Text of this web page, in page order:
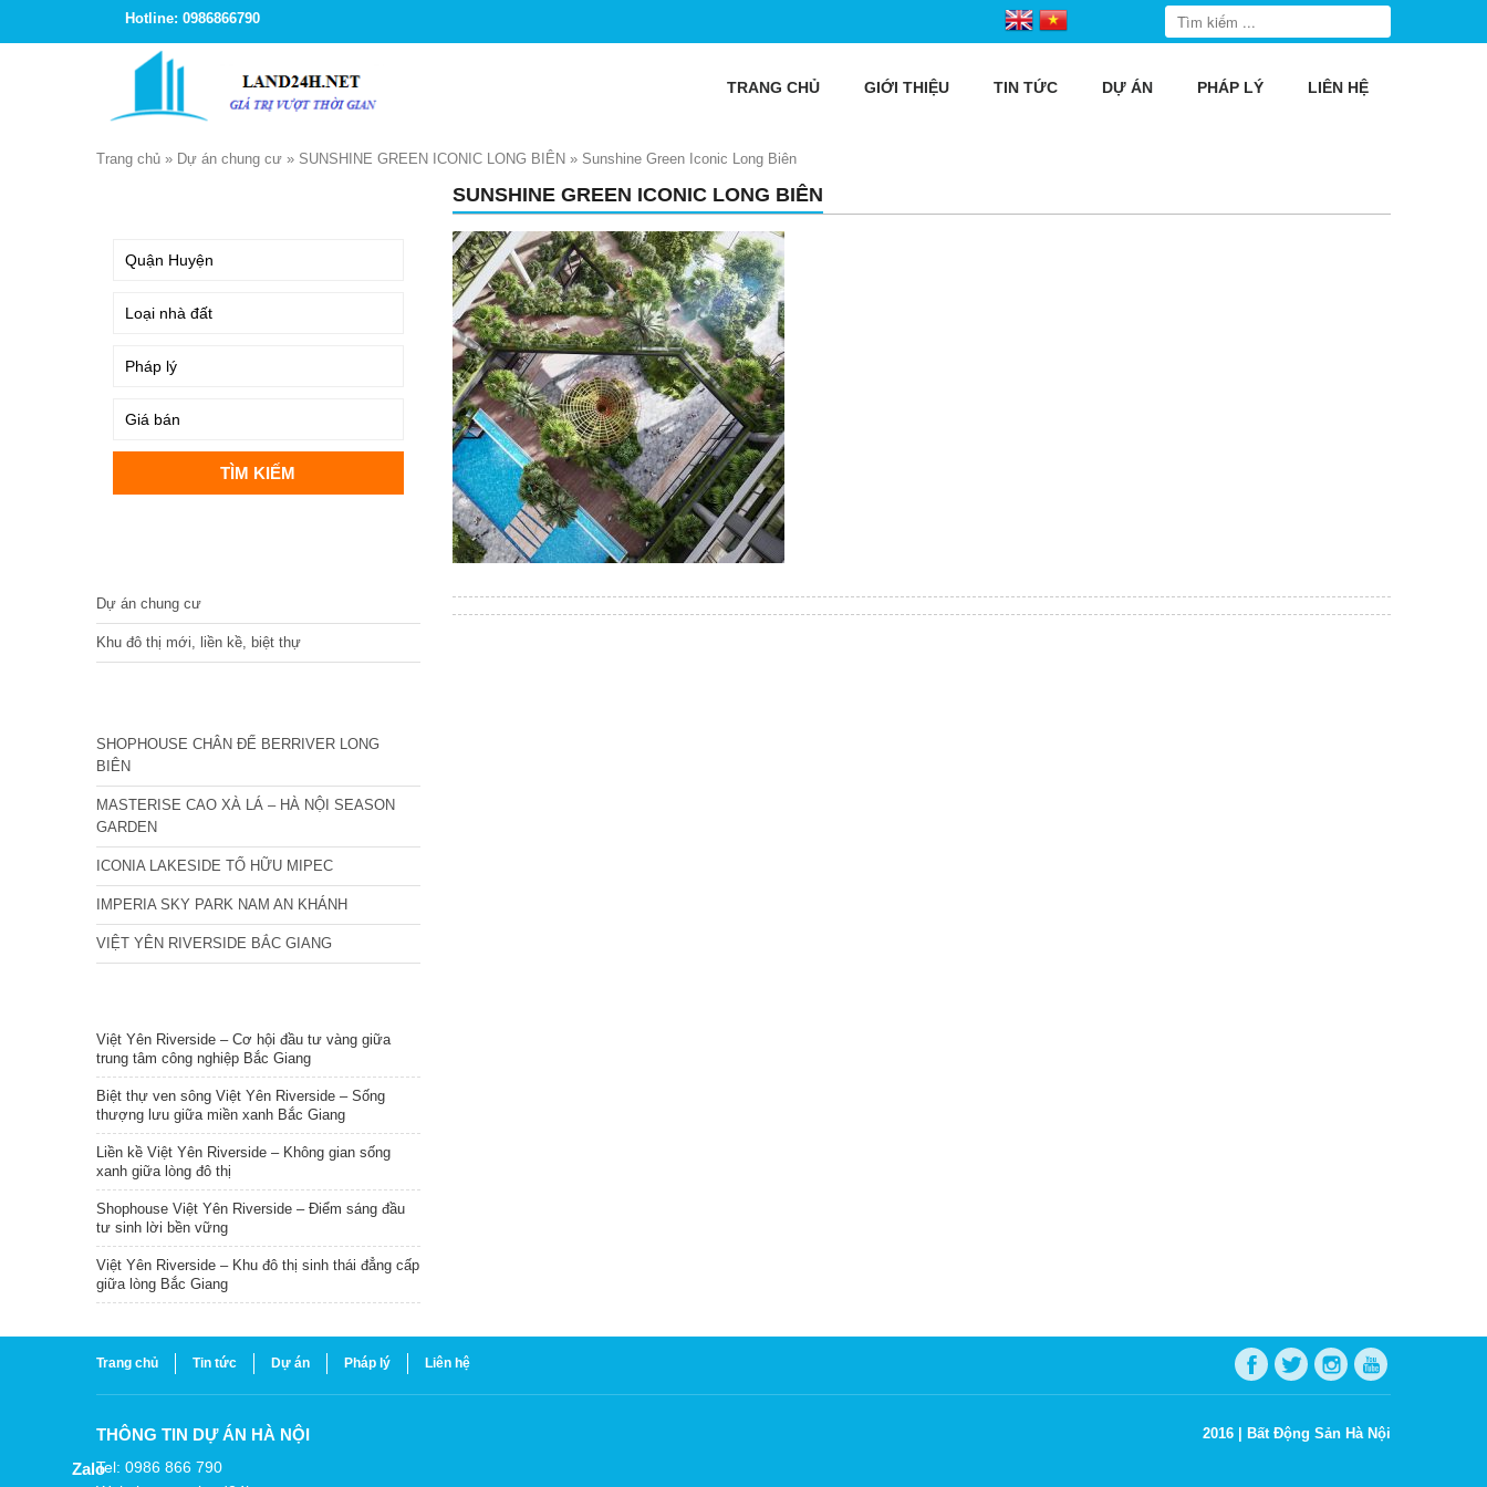
Hotline: 0986866790
TRANG CHỦ GIỚI THIỆU TIN TỨC DỰ ÁN PHÁP LÝ LIÊN HỆ
Trang chủ » Dự án chung cư » SUNSHINE GREEN ICONIC LONG BIÊN » Sunshine Green Iconic Long Biên
SUNSHINE GREEN ICONIC LONG BIÊN
Dự án chung cư
Khu đô thị mới, liền kề, biệt thự
SHOPHOUSE CHÂN ĐẾ BERRIVER LONG
BIÊN
MASTERISE CAO XÀ LÁ – HÀ NỘI SEASON
GARDEN
ICONIA LAKESIDE TỐ HỮU MIPEC
IMPERIA SKY PARK NAM AN KHÁNH
VIỆT YÊN RIVERSIDE BẮC GIANG
Việt Yên Riverside – Cơ hội đầu tư vàng giữa
trung tâm công nghiệp Bắc Giang
Biệt thự ven sông Việt Yên Riverside – Sống
thượng lưu giữa miền xanh Bắc Giang
Liền kề Việt Yên Riverside – Không gian sống
xanh giữa lòng đô thị
Shophouse Việt Yên Riverside – Điểm sáng đầu
tư sinh lời bền vững
Việt Yên Riverside – Khu đô thị sinh thái đẳng cấp
giữa lòng Bắc Giang
Trang chủ Tin tức Dự án Pháp lý Liên hệ
THÔNG TIN DỰ ÁN HÀ NỘI
Tel: 0986 866 790
2016 | Bất Động Sản Hà Nội
Zalo